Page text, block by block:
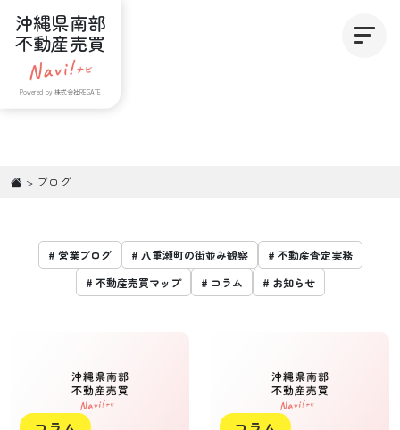
沖縄県南部
不動産売買
Powered by 株式会社REGATE
> ブログ
# 営業ブログ # 八重瀬町の街並み観察
# 不動産査定実務
# 不動産売買マップ
# コラム # お知らせ